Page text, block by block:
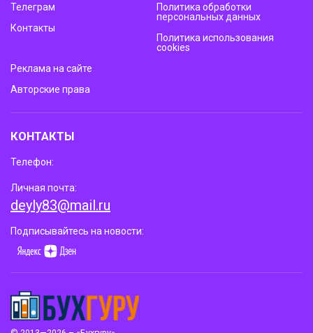
Телеграм
Контакты
Политика обработки
персональных данных
Политика использования
cookies
Реклама на сайте
Авторские права
КОНТАКТЫ
Телефон:
Личная почта:
deyly83@mail.ru
Подписывайтесь на новости: